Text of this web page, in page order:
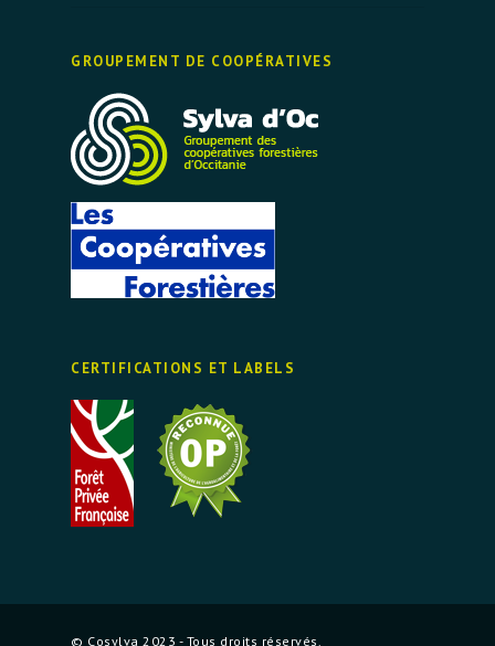
GROUPEMENT DE COOPÉRATIVES
CERTIFICATIONS ET LABELS
© Cosylva 2023 - Tous droits réservés.